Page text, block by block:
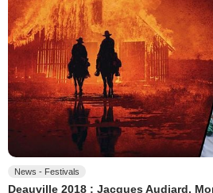
News - Festivals
Deauville 2018 : Jacques Audiard,